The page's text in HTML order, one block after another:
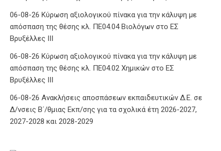
06-08-26 Κύρωση αξιολογικού πίνακα για την κάλυψη με
απόσπαση της θέσης κλ. ΠΕ04.04 Βιολόγων στο ΕΣ
Βρυξέλλες ΙΙΙ
06-08-26 Κύρωση αξιολογικού πίνακα για την κάλυψη με
απόσπαση της θέσης κλ. ΠΕ04.02 Χημικών στο ΕΣ
Βρυξέλλες ΙΙΙ
06-08-26 Ανακλήσεις αποσπάσεων εκπαιδευτικών Δ.Ε. σε
Δ/νσεις Β΄/θμιας Εκπ/σης για τα σχολικά έτη 2026-2027,
2027-2028 και 2028-2029